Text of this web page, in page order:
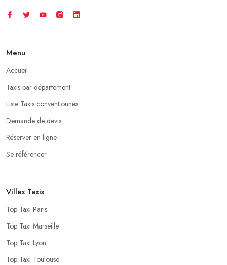
Menu
Accueil
Taxis par département
Liste Taxis conventionnés
Demande de devis
Réserver en ligne
Se référencer
Villes Taxis
Top Taxi Paris
Top Taxi Marseille
Top Taxi Lyon
Top Taxi Toulouse